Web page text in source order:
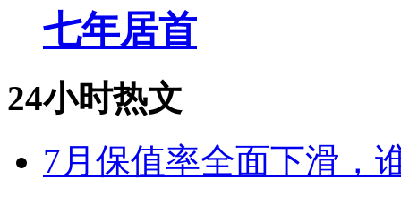
七年居首
24小时热文
7月保值率全面下滑，